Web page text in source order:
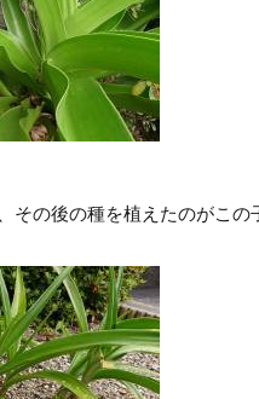
その後の種を植えたのがこの